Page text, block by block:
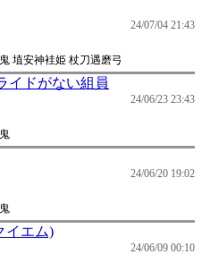
24/07/04 21:43
埴安神袿姫 杖刀遇磨弓
イドがない組員
24/06/23 23:43
24/06/20 19:02
イエム)
24/06/09 00:10